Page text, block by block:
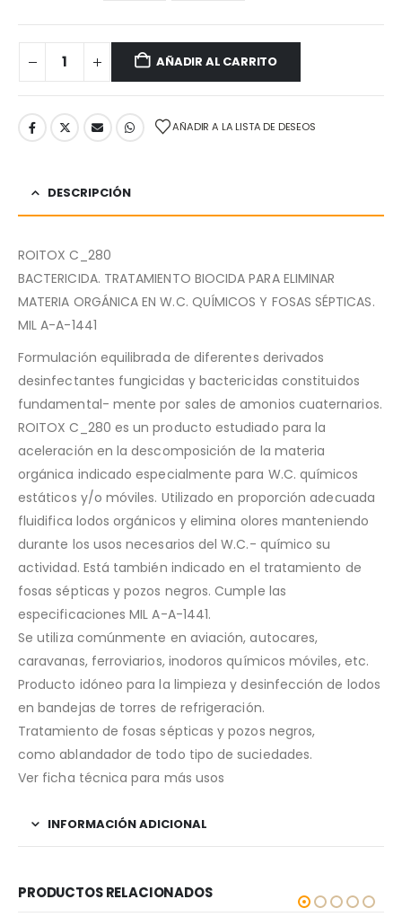
AÑADIR AL CARRITO
AÑADIR A LA LISTA DE DESEOS
DESCRIPCIÓN
ROITOX C_280
BACTERICIDA. TRATAMIENTO BIOCIDA PARA ELIMINAR
MATERIA ORGÁNICA EN W.C. QUÍMICOS Y FOSAS SÉPTICAS.
MIL A-A-1441
Formulación equilibrada de diferentes derivados
desinfectantes fungicidas y bactericidas constituidos
fundamental- mente por sales de amonios cuaternarios.
ROITOX C_280 es un producto estudiado para la
aceleración en la descomposición de la materia
orgánica indicado especialmente para W.C. químicos
estáticos y/o móviles. Utilizado en proporción adecuada
fluidifica lodos orgánicos y elimina olores manteniendo
durante los usos necesarios del W.C.- químico su
actividad. Está también indicado en el tratamiento de
fosas sépticas y pozos negros. Cumple las
especificaciones MIL A-A-1441.
Se utiliza comúnmente en aviación, autocares,
caravanas, ferroviarios, inodoros químicos móviles, etc.
Producto idóneo para la limpieza y desinfección de lodos
en bandejas de torres de refrigeración.
Tratamiento de fosas sépticas y pozos negros,
como ablandador de todo tipo de suciedades.
Ver ficha técnica para más usos
INFORMACIÓN ADICIONAL
PRODUCTOS RELACIONADOS